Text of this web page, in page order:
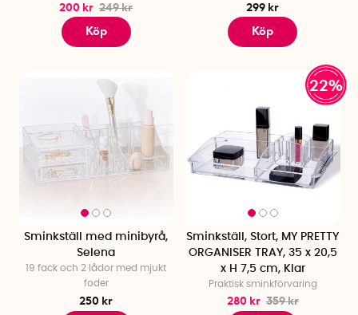
200 kr 249 kr
Köp
299 kr
Köp
Sminkställ med minibyrå,
Selena
19 fack och 2 lådor med mjukt
foder
250 kr
22%
Sminkställ, Stort, MY PRETTY
ORGANISER TRAY, 35 x 20,5
x H 7,5 cm, Klar
Praktisk sminkförvaring
280 kr 359 kr